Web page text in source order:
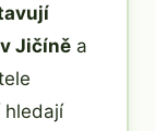
Jičíně a
hledají